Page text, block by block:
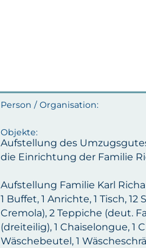
Aufstellung des
die Einrichtung der Familie
Aufstellung Familie Karl
1 Buffet, 1 Anrichte, 1 Tisch,
Cremola), 2 Teppiche (deut.
(dreiteilig), 1 Chaiselongue, 1
Wäschebeutel, 1